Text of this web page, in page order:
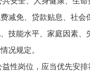
减免、贷款贴息、社
技能水平、家庭因素、
况规定。
性岗位，应当优先安